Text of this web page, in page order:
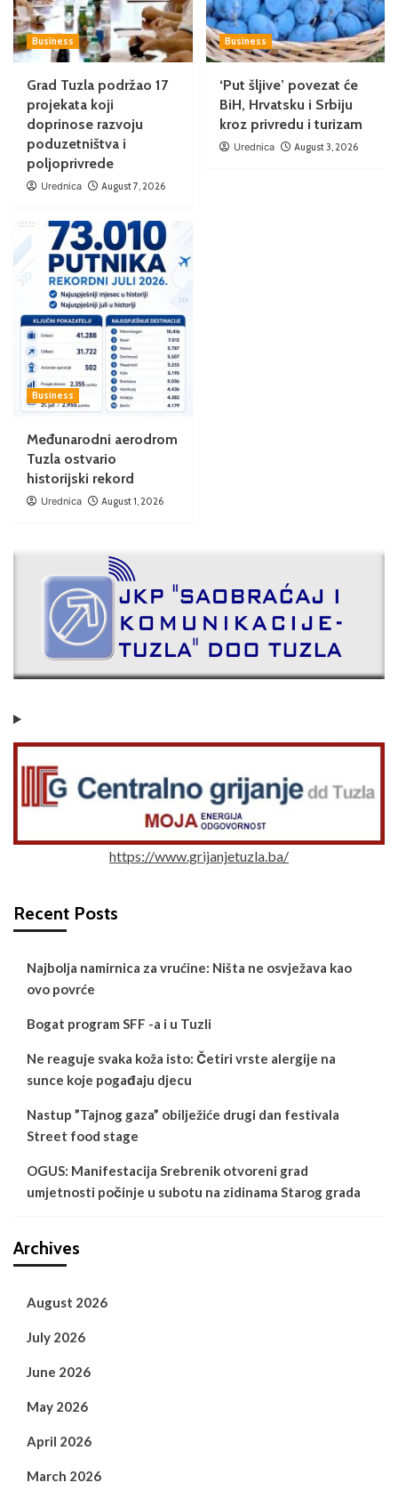
Business
Grad Tuzla podržao 17
projekata koji
doprinose razvoju
poduzetništva i
poljoprivrede
Urednica August 7, 2026
Business
‘Put šljive’ povezat će
BiH, Hrvatsku i Srbiju
kroz privredu i turizam
Urednica August 3, 2026
Business
Međunarodni aerodrom
Tuzla ostvario
historijski rekord
Urednica August 1, 2026
https://www.grijanjetuzla.ba/
Recent Posts
Najbolja namirnica za vrućine: Ništa ne osvježava kao
ovo povrće
Bogat program SFF -a i u Tuzli
Ne reaguje svaka koža isto: Četiri vrste alergije na
sunce koje pogađaju djecu
Nastup ”Tajnog gaza” obilježiće drugi dan festivala
Street food stage
OGUS: Manifestacija Srebrenik otvoreni grad
umjetnosti počinje u subotu na zidinama Starog grada
Archives
August 2026
July 2026
June 2026
May 2026
April 2026
March 2026